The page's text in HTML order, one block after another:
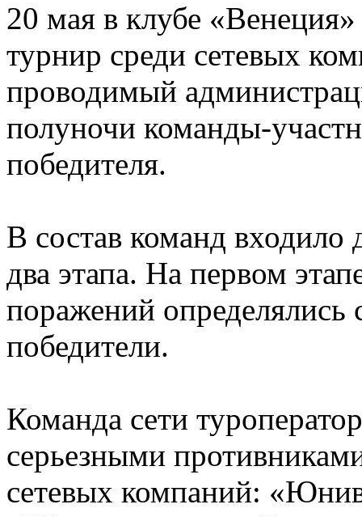
20 мая в клубе
турнир среди сетевых
проводимый
полуночи команды-
победителя.
В состав команд входило
два этапа. На первом
поражений
победители.
Команда сети
серьезными
сетевых компаний: